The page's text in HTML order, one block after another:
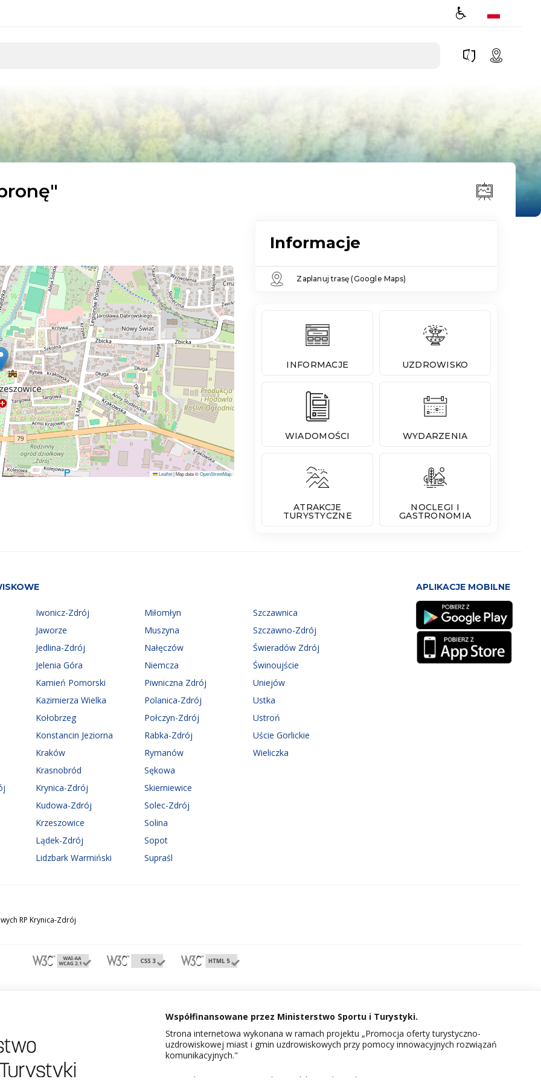
Informacje
Zaplanuj trasę (Google Maps)
INFORMACJE UZDROWISKO
WIADOMOŚCI WYDARZENIA
ATRAKCJE
TURYSTYCZNE
NOCLEGI I
GASTRONOMIA
Leaflet |Map data ©OpenStreetMap
Iwonicz-Zdrój
Jaworze
Jedlina-Zdrój
Jelenia Góra
Kamień Pomorski
Kazimierza Wielka
Kołobrzeg
Konstancin Jeziorna
Kraków
Krasnobród
Krynica-Zdrój
Kudowa-Zdrój
Krzeszowice
Lądek-Zdrój
Lidzbark Warmiński
Miłomłyn
Muszyna
Nałęczów
Niemcza
Piwniczna Zdrój
Polanica-Zdrój
Połczyn-Zdrój
Rabka-Zdrój
Rymanów
Sękowa
Skierniewice
Solec-Zdrój
Solina
Sopot
Supraśl
Szczawnica
Szczawno-Zdrój
Świeradów Zdrój
Świnoujście
Uniejów
Ustka
Ustroń
Uście Gorlickie
Wieliczka
APLIKACJE MOBILNE
RP Krynica-Zdrój
Współfinansowane przez Ministerstwo Sportu i Turystyki.
Strona internetowa wykonana w ramach projektu „Promocja oferty turystyczno-
uzdrowiskowej miast i gmin uzdrowiskowych przy pomocy innowacyjnych rozwiązań
komunikacyjnych."